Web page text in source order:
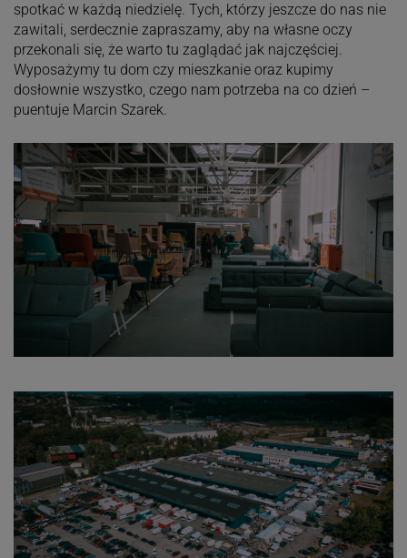
spotkać w każdą niedzielę. Tych, którzy jeszcze do nas nie
zawitali, serdecznie zapraszamy, aby na własne oczy
przekonali się, że warto tu zaglądać jak najczęściej.
Wyposażymy tu dom czy mieszkanie oraz kupimy
dosłownie wszystko, czego nam potrzeba na co dzień –
puentuje Marcin Szarek.